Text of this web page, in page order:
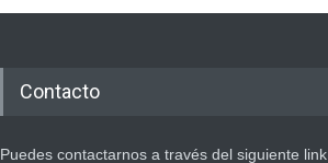
Contacto
Puedes contactarnos a través del siguiente link